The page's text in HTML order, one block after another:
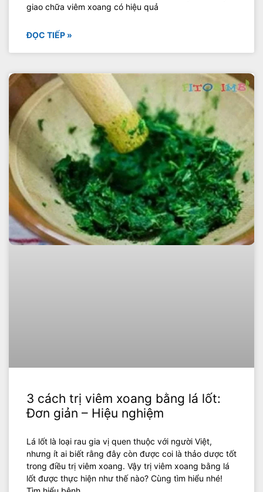
giao chữa viêm xoang có hiệu quả
ĐỌC TIẾP »
3 cách trị viêm xoang bằng lá lốt:
Đơn giản – Hiệu nghiệm
Lá lốt là loại rau gia vị quen thuộc với người Việt,
nhưng ít ai biết rằng đây còn được coi là thảo dược tốt
trong điều trị viêm xoang. Vậy trị viêm xoang bằng lá
lốt được thực hiện như thế nào? Cùng tìm hiểu nhé!